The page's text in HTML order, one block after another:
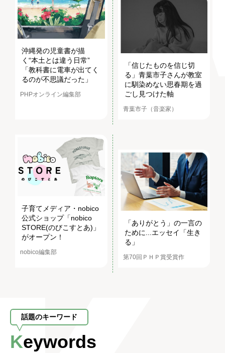
沖縄発の児童書が描
く“本土とは違う日常”
「教科書に電車が出てく
るのが不思議だった」
PHPオンライン編集部
「信じたものを信じ切
る」青葉市子さんが教室
に馴染めない思春期を過
ごし見つけた軸
青葉市子（音楽家）
子育てメディア・nobico
公式ショップ「nobico
STORE(のびこすとあ)」
がオープン！
nobico編集部
「ありがとう」の一言の
ために...エッセイ「生き
る」
第70回ＰＨＰ賞受賞作
話題のキーワード
Keywords